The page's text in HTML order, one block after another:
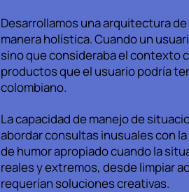
Desarrollamos una arquitectura
manera holística. Cuando un
sino que consideraba el contexto
productos que el usuario podría
colombiano.
La capacidad de manejo de
abordar consultas inusuales con
de humor apropiado cuando la
reales y extremos, desde limpiar
requerían soluciones creativas.